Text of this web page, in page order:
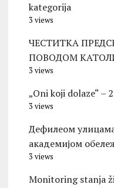
kategorija
3 views
ЧЕСТИТКА
ПОВОДОМ
3 views
„Oni koji dolaze“ –
3 views
Дефилеом
академијом
3 views
Monitoring stanja